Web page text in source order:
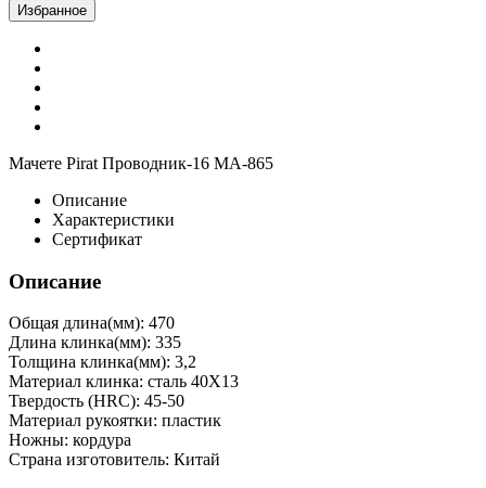
Избранное
Мачете Pirat Проводник-16 MA-865
Описание
Характеристики
Сертификат
Описание
Общая длина(мм): 470
Длина клинка(мм): 335
Толщина клинка(мм): 3,2
Материал клинка: сталь 40Х13
Твердость (HRC): 45-50
Материал рукоятки: пластик
Ножны: кордура
Страна изготовитель: Китай